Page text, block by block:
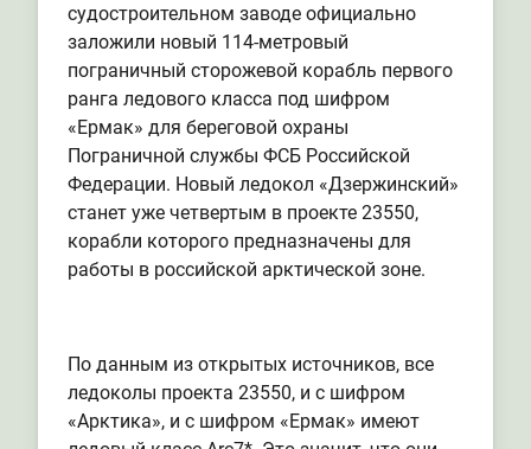
судостроительном заводе официально
заложили новый 114-метровый
пограничный сторожевой корабль первого
ранга ледового класса под шифром
«Ермак» для береговой охраны
Пограничной службы ФСБ Российской
Федерации. Новый ледокол «Дзержинский»
станет уже четвертым в проекте 23550,
корабли которого предназначены для
работы в российской арктической зоне.
По данным из открытых источников, все
ледоколы проекта 23550, и с шифром
«Арктика», и с шифром «Ермак» имеют